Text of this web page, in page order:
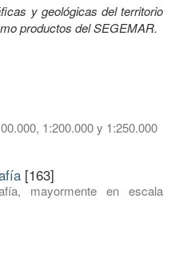
y geológicas del territorio
productos del SEGEMAR.
1:200.000 y 1:250.000
[163]
mayormente en escala